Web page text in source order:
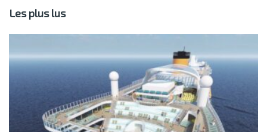
Les plus lus